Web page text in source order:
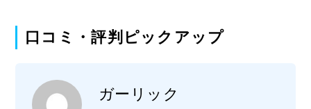
口コミ・評判ピックアップ
ガーリック